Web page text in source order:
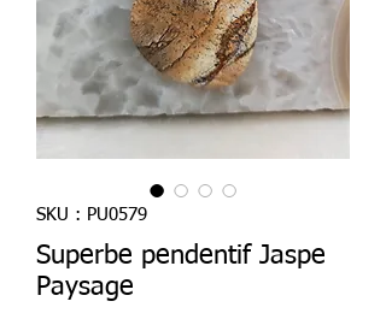
SKU : PU0579
Superbe pendentif Jaspe
Paysage